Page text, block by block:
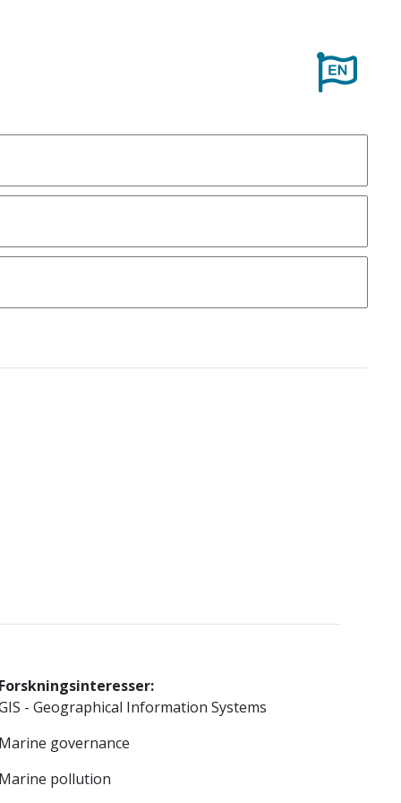
- Geographical Information Systems
governance
pollution